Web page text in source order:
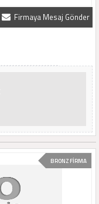
Firmaya Mesaj Gönder
BRONZ FİRMA